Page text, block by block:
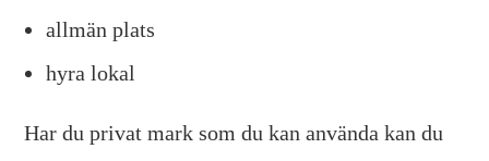
allmän plats
hyra lokal
Har du privat mark som du kan använda kan du